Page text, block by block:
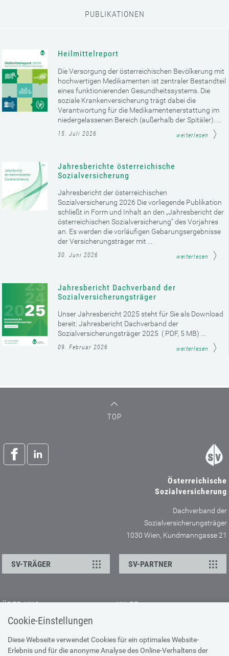
Cookie-Einstellungen
Diese Webseite verwendet Cookies für ein optimales Website-
Erlebnis und für die anonyme Analyse des Online-Verhaltens der
PUBLIKATIONEN
Heilmittelreport
Die Versorgung der österreichischen Bevölkerung mit
hochwertigen Medikamenten ist zentraler Bestandteil
eines funktionierenden Gesundheitssystems. Die
soziale Krankenversicherung trägt dabei die
Verantwortung für die Medikamentenerstattung im
niedergelassenen Bereich (außerhalb der Spitäler). ...
15. Juli 2026 weiterlesen
Jahresberichte österreichische
Sozialversicherung
Jahresbericht der österreichischen
Sozialversicherung 2026 Die vorliegende Publikation
schließt in Form und Inhalt an den „Jahresbericht der
österreichischen Sozialversicherung“ des Vorjahres
an. Es werden die vorläufigen Gebarungsergebnisse
der Versicherungsträger mit ...
30. Juni 2026 weiterlesen
Jahresbericht Dachverband der
Sozialversicherungsträger
Unser Jahresbericht 2025 steht für Sie als Download
bereit: Jahresbericht Dachverband der
Sozialversicherungsträger 2025 ( PDF, 5 MB) ...
09. Februar 2026 weiterlesen
TOP
Österreichische
Sozialversicherung
Dachverband der
Sozialversicherungsträger
1030 Wien, Kundmanngasse 21
SV-TRÄGER SV-PARTNER
ÜBER UNS
Kontakt
Offene Stellen
Presse
HILFE
Browser-Info & Sicherheit
Hilfe zur Suche